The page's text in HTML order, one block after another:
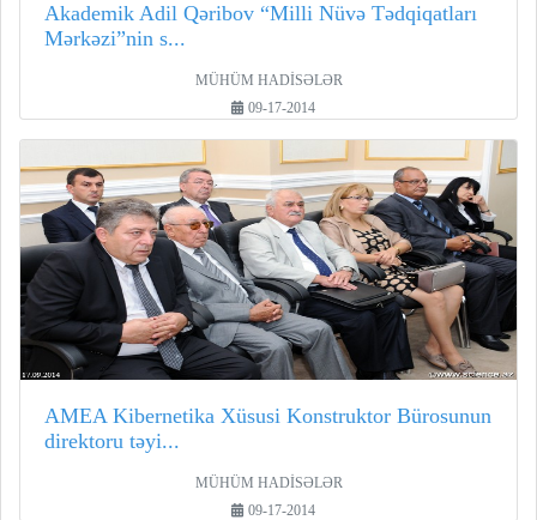
Akademik Adil Qəribov “Milli Nüvə Tədqiqatları
Mərkəzi”nin s...
MÜHÜM HADİSƏLƏR
09-17-2014
AMEA Kibernetika Xüsusi Konstruktor Bürosunun
direktoru təyi...
MÜHÜM HADİSƏLƏR
09-17-2014